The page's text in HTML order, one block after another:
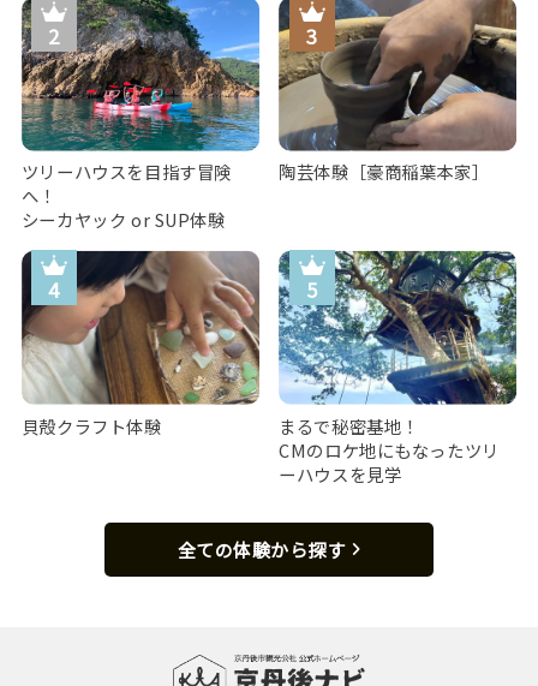
ツリーハウスを目指す冒険
へ！
シーカヤック or SUP体験
陶芸体験［豪商稲葉本家］
貝殻クラフト体験
まるで秘密基地！
CMのロケ地にもなったツリ
ーハウスを見学
全ての体験から探す